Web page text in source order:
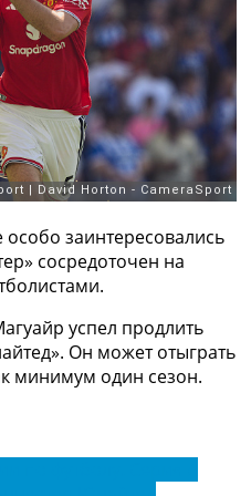
Украины
заинтересовались
сосредоточен на
успел продлить
Он может отыграть
минимум один сезон.